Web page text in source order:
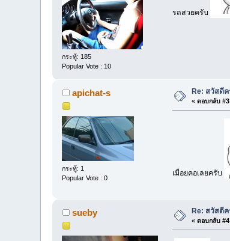
กระทู้: 185
Popular Vote : 10
รถสวยครับ
apichat-s
กระทู้: 1
Popular Vote : 0
Re: สวัสดี
«ตอบกลับ #3
เมื่อยคอเลยครับ
sueby Re: สวัสดี
«ตอบกลับ #4